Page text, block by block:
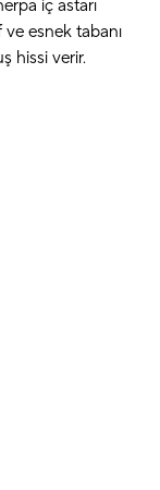
iç astarı
esnek tabanı
hissi verir.